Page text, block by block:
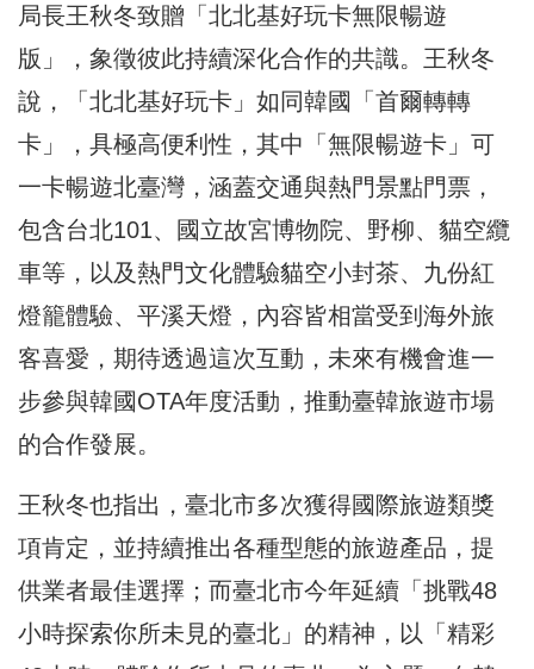
局長王秋冬致贈「北北基好玩卡無限暢遊
版」，象徵彼此持續深化合作的共識。王秋冬
說，「北北基好玩卡」如同韓國「首爾轉轉
卡」，具極高便利性，其中「無限暢遊卡」可
一卡暢遊北臺灣，涵蓋交通與熱門景點門票，
包含台北101、國立故宮博物院、野柳、貓空纜
車等，以及熱門文化體驗貓空小封茶、九份紅
燈籠體驗、平溪天燈，內容皆相當受到海外旅
客喜愛，期待透過這次互動，未來有機會進一
步參與韓國OTA年度活動，推動臺韓旅遊市場
的合作發展。
王秋冬也指出，臺北市多次獲得國際旅遊類獎
項肯定，並持續推出各種型態的旅遊產品，提
供業者最佳選擇；而臺北市今年延續「挑戰48
小時探索你所未見的臺北」的精神，以「精彩